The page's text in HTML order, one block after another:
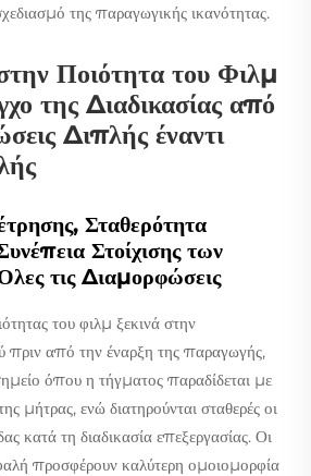
της παραγωγικής ικανότητας.
Ποιότητα του Φιλμ
της Διαδικασίας από
Διπλής έναντι
Σταθερότητα
Στοίχισης των
τις Διαμορφώσεις
του φιλμ ξεκινά στην
πριν από την έναρξη της παραγωγής,
όπου η τήγματος παραδίδεται με
μήτρας, ενώ διατηρούνται σταθερές οι
κατά τη διαδικασία επεξεργασίας. Οι
προσφέρουν καλύτερη ομοιομορφία